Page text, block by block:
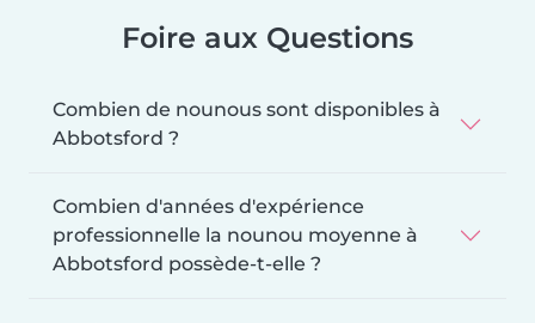
Foire aux Questions
Combien de nounous sont disponibles à
Abbotsford ?
Combien d'années d'expérience
professionnelle la nounou moyenne à
Abbotsford possède-t-elle ?